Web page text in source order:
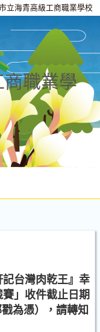
立海青高級工商職業學校
職業學
台灣肉乾王』幸
」收件截止日期
為憑），請轉知